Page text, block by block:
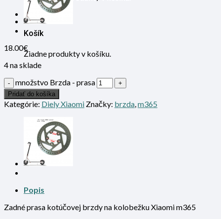
0
Košík
Žiadne produkty v košíku.
18.00€
4 na sklade
množstvo Brzda - prasa
Pridať do košíka
Kategórie: Diely Xiaomi Značky: brzda,m365
Popis
Zadné prasa kotúčovej brzdy na kolobežku Xiaomi m365